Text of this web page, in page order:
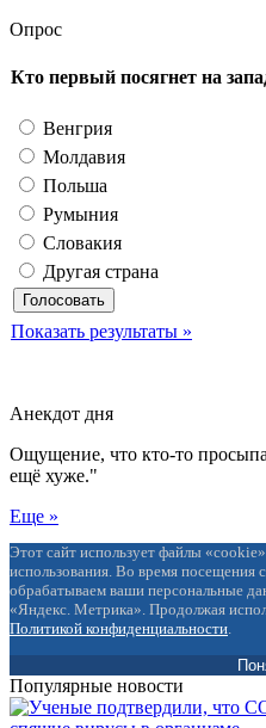
Опрос
Кто первый посягнет на
Венгрия
Молдавия
Польша
Румыния
Словакия
Другая страна
Показать результаты »
Анекдот дня
Ощущение, что кто-то
ещё хуже."
Еще »
Этот сайт использует файлы
использования. Во время посещения
обрабатываем ваши персональные
«Яндекс. Метрика». Продолжая
Политикой конфиденциальности.
Популярные новости